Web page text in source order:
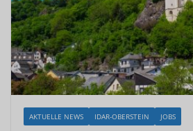
AKTUELLE NEWS IDAR-OBERSTEIN JOBS